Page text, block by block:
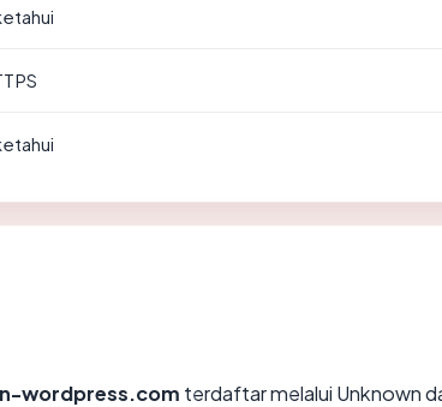
wordpress.com terdaftar melalui Unknown